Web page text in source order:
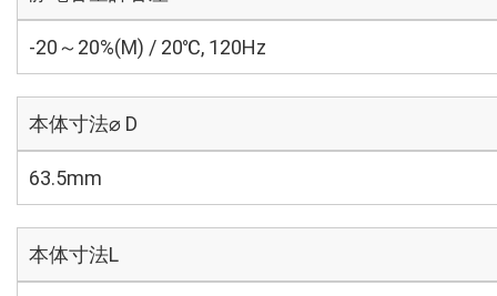
-20～20%(M) / 20℃, 120Hz
本体寸法⌀ D
63.5mm
本体寸法L